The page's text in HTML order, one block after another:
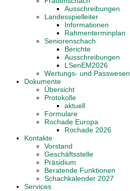
Ausschreibungen
Landesspielleiter
Informationen
Rahmenterminplan
Seniorenschach
Berichte
Ausschreibungen
LSenEM2026
Wertungs- und Passwesen
Dokumente
Übersicht
Protokolle
aktuell
Formulare
Rochade Europa
Rochade 2026
Kontakte
Vorstand
Geschäftsstelle
Präsidium
Beratende Funktionen
Schachkalender 2027
Services